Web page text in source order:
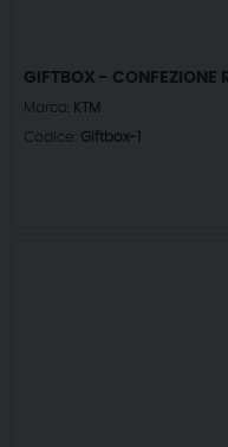
GIFTBOX - CONFEZIONE
Marca: KTM
Codice: Giftbox-1